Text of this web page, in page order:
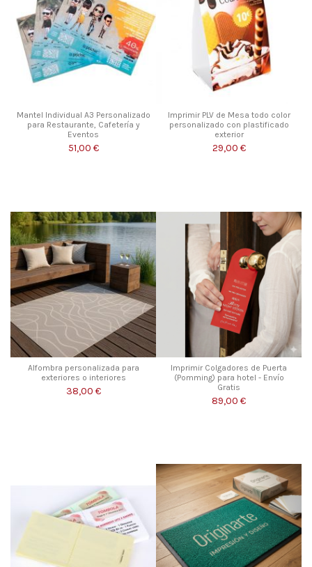
Mantel Individual A3 Personalizado
para Restaurante, Cafetería y
Eventos
51,00 €
Imprimir PLV de Mesa todo color
personalizado con plastificado
exterior
29,00 €
Alfombra personalizada para
exteriores o interiores
38,00 €
Imprimir Colgadores de Puerta
(Pomming) para hotel - Envío
Gratis
89,00 €